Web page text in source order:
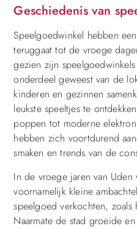
Geschiedenis van
Speelgoedwinkel hebben
teruggaat tot de vroege
gezien zijn
onderdeel geweest van de
kinderen en gezinnen
leukste speeltjes te
poppen tot moderne
hebben zich voortdurend
smaken en trends van de
In de vroege jaren van Uden
voornamelijk kleine
speelgoed verkochten,
Naarmate de stad groeide